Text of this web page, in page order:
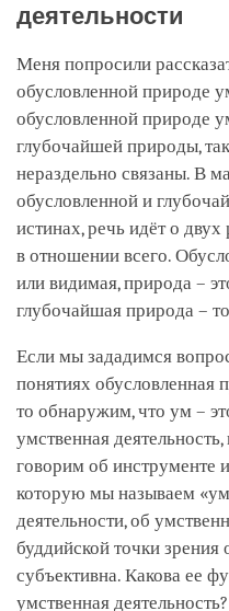
деятельности
Меня попросили
обусловленной природе
обусловленной природе
глубочайшей природы,
нераздельно связаны. В
обусловленной и
истинах, речь идёт о
в отношении всего.
или видимая, природа –
глубочайшая природа –
Если мы зададимся
понятиях обусловленная
то обнаружим, что ум –
умственная
говорим об инструменте
которую мы называем
деятельности, об
буддийской точки зрения
субъективна. Какова ее
умственная